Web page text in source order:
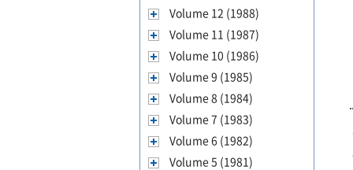
Volume 12 (1988)
Volume 11 (1987)
Volume 10 (1986)
Volume 9 (1985)
Volume 8 (1984)
Volume 7 (1983)
Volume 6 (1982)
Volume 5 (1981)